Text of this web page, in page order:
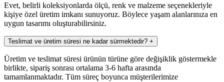
Evet, belirli koleksiyonlarda ölçü, renk ve malzeme seçenekleriyle
kişiye özel üretim imkanı sunuyoruz. Böylece yaşam alanlarınıza en
uygun tasarımı oluşturabilirsiniz.
Teslimat ve üretim süresi ne kadar sürmektedir? +
Üretim ve teslimat süresi ürünün türüne göre değişiklik göstermekle
birlikte, sipariş sonrası ortalama 3-6 hafta arasında
tamamlanmaktadır. Tüm süreç boyunca müşterilerimize